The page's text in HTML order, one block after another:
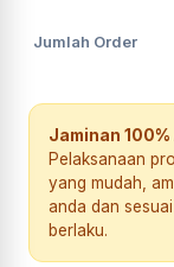
Jumlah Order
Jaminan 100%
Pelaksanaan
yang mudah,
anda dan
berlaku.